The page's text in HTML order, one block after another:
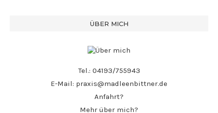
ÜBER MICH
Tel.: 04193/755943
E-Mail: praxis@madleenbittner.de
Anfahrt?
Mehr über mich?